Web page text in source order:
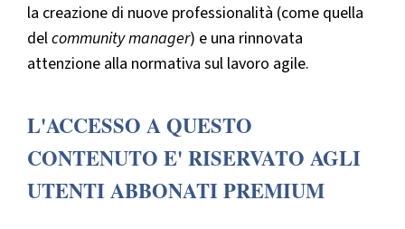
la creazione di nuove professionalità (come quella
delcommunity manager) e una rinnovata
attenzione alla normativa sul lavoro agile.
L'ACCESSO A QUESTO
CONTENUTO E' RISERVATO AGLI
UTENTI ABBONATI PREMIUM